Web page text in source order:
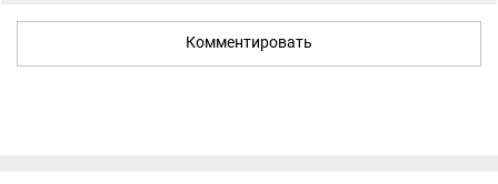
Комментировать